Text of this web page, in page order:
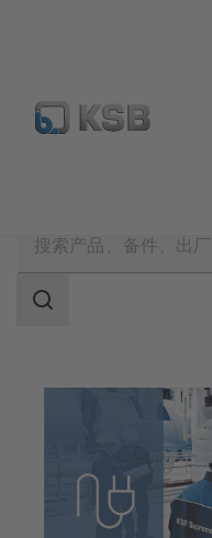
备件搜索 产品选型
搜
围